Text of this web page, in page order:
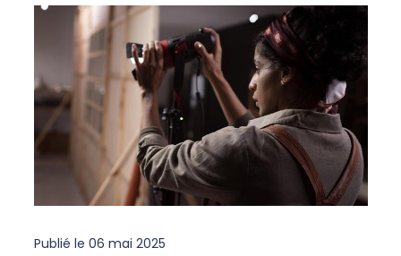
Publié le 06 mai 2025